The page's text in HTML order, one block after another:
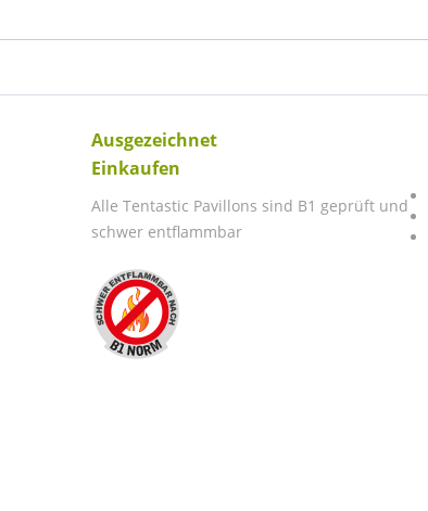
Ausgezeichnet
Einkaufen
Alle Tentastic Pavillons sind B1 geprüft und
schwer entflammbar